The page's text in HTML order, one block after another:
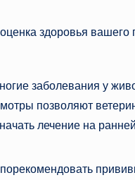
здоровья вашего
заболевания у
позволяют
лечение на